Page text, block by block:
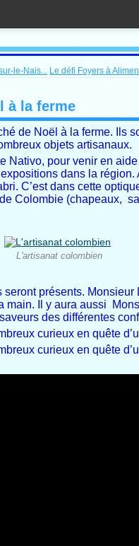
le-Nais... Le défi Foyers à
à la ferme
de Noël à la ferme. Ils
objets artisanaux.
Nativo, pour venir en
dans la
C’est dans cette
Colombie (chapeaux,
L'artisanat colombien
seront présents. Monsieur
Il y aura aussi
des différentes
curieux en quête
curieux en quête